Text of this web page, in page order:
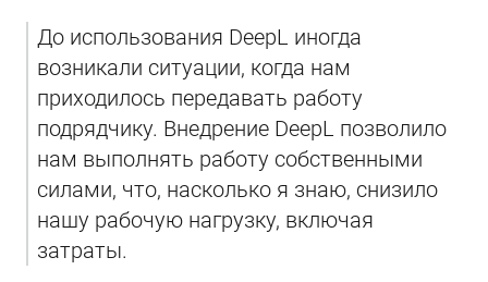
До использования DeepL иногда
возникали ситуации, когда нам
приходилось передавать работу
подрядчику. Внедрение DeepL позволило
нам выполнять работу собственными
силами, что, насколько я знаю, снизило
нашу рабочую нагрузку, включая
затраты.